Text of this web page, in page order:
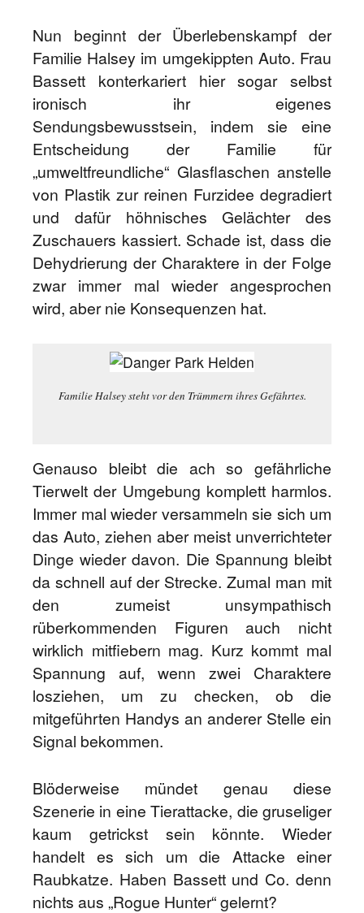
Nun beginnt der Überlebenskampf der
Familie Halsey im umgekippten Auto. Frau
Bassett konterkariert hier sogar selbst
ironisch ihr eigenes
Sendungsbewusstsein, indem sie eine
Entscheidung der Familie für
„umweltfreundliche“ Glasflaschen anstelle
von Plastik zur reinen Furzidee degradiert
und dafür höhnisches Gelächter des
Zuschauers kassiert. Schade ist, dass die
Dehydrierung der Charaktere in der Folge
zwar immer mal wieder angesprochen
wird, aber nie Konsequenzen hat.
Familie Halsey steht vor den Trümmern ihres Gefährtes.
Genauso bleibt die ach so gefährliche
Tierwelt der Umgebung komplett harmlos.
Immer mal wieder versammeln sie sich um
das Auto, ziehen aber meist unverrichteter
Dinge wieder davon. Die Spannung bleibt
da schnell auf der Strecke. Zumal man mit
den zumeist unsympathisch
rüberkommenden Figuren auch nicht
wirklich mitfiebern mag. Kurz kommt mal
Spannung auf, wenn zwei Charaktere
losziehen, um zu checken, ob die
mitgeführten Handys an anderer Stelle ein
Signal bekommen.
Blöderweise mündet genau diese
Szenerie in eine Tierattacke, die gruseliger
kaum getrickst sein könnte. Wieder
handelt es sich um die Attacke einer
Raubkatze. Haben Bassett und Co. denn
nichts aus „Rogue Hunter“ gelernt?